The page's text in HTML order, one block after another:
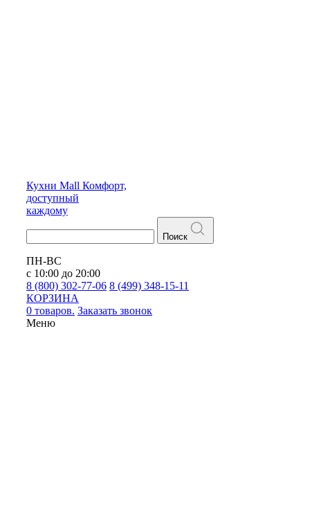
Кухни Mall Комфорт,
доступный
каждому
Поиск
ПН-ВС
с 10:00 до 20:00
8 (800) 302-77-06 8 (499) 348-15-11
КОРЗИНА
0 товаров. Заказать звонок
Меню